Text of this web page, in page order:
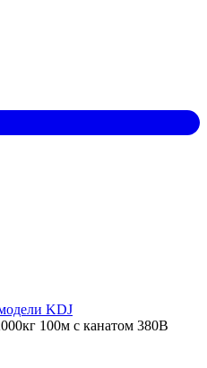
KDJ
100м с канатом 380В